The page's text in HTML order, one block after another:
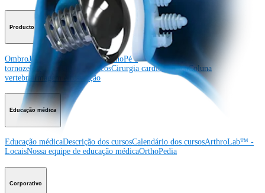
Producto
OmbroJoelho Cotovelo Mão e punhoPé e
tornozelo
OrtobiológicosCirurgia cardiotorácicaColuna
vertebral Imagem e ressecção
Educação médica
Educação médicaDescrição dos cursosCalendário dos cursosArthroLab™ -
LocaisNossa equipe de educação médicaOrthoPedia
Corporativo